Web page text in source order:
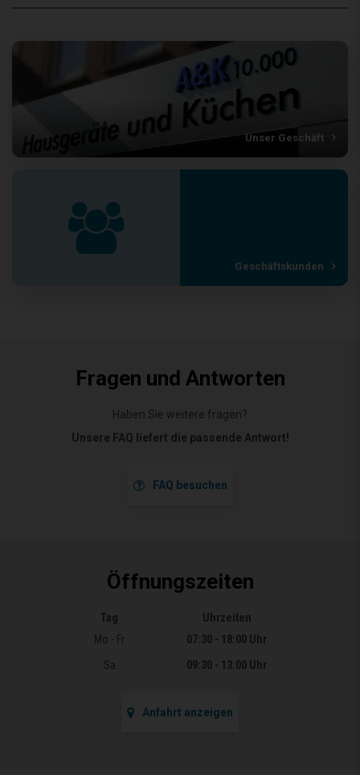
Unser Geschäft
Geschäftskunden
Fragen und Antworten
Haben Sie weitere fragen?
Unsere FAQ liefert die passende Antwort!
FAQ besuchen
Öffnungszeiten
Öffnungszeiten
Tag
Uhrzeiten
Mo - Fr
07:30 - 18:00 Uhr
Sa
09:30 - 13:00 Uhr
Anfahrt anzeigen